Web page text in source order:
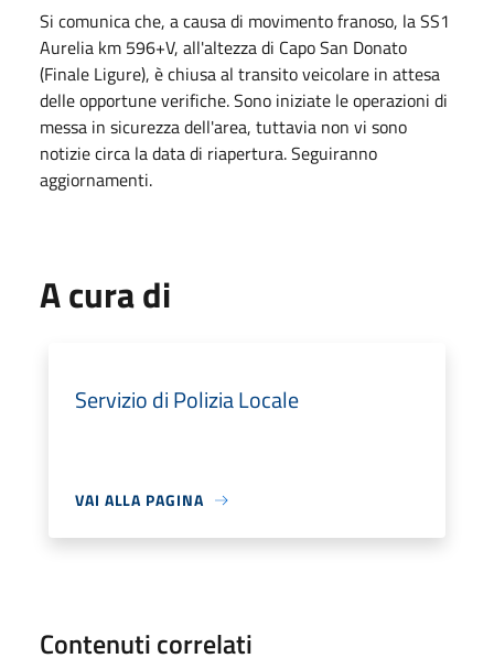
Si comunica che, a causa di movimento franoso, la SS1
Aurelia km 596+V, all'altezza di Capo San Donato
(Finale Ligure), è chiusa al transito veicolare in attesa
delle opportune verifiche. Sono iniziate le operazioni di
messa in sicurezza dell'area, tuttavia non vi sono
notizie circa la data di riapertura. Seguiranno
aggiornamenti.
A cura di
Servizio di Polizia Locale
VAI ALLA PAGINA
Contenuti correlati